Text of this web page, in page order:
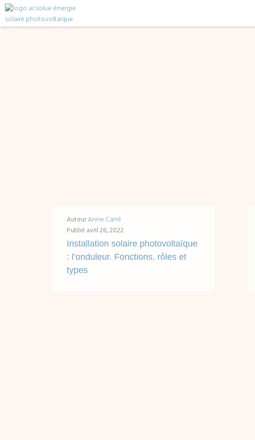
AuteurAnne Carré
Publié avril 26, 2022
Installation solaire photovoltaïque
: l’onduleur. Fonctions, rôles et
types